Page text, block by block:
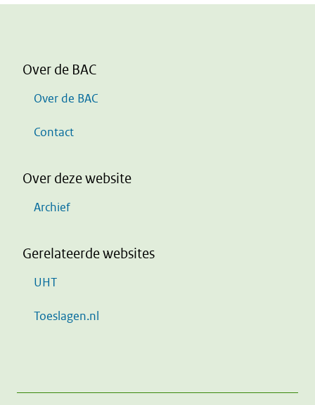
Over de BAC
Over de BAC
Contact
Over deze website
Archief
Gerelateerde websites
UHT
Toeslagen.nl